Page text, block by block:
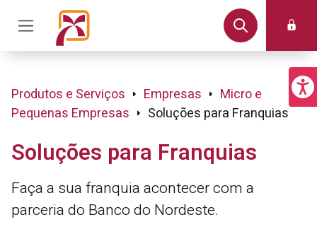
Produtos e Serviços Empresas
Micro e
Pequenas Empresas
Soluções para Franquias
Soluções para Franquias
Faça a sua franquia acontecer com a
parceria do Banco do Nordeste.